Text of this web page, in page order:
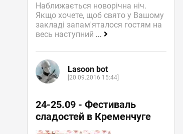
Наближається новорічна ніч.
Якщо хочете, щоб свято у Вашому
закладі запам'яталося гостям на
весь наступний ...
Lasoon bot
[20.09.2016 15:44]
24-25.09 - Фестиваль
сладостей в Кременчуге